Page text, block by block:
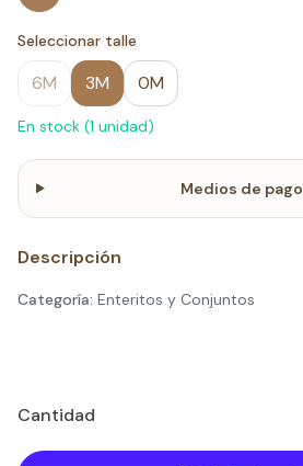
Seleccionar talle
6M 3M 0M
En stock (1 unidad)
Medios de pago
Descripción
Categoría: Enteritos y Conjuntos
Cantidad